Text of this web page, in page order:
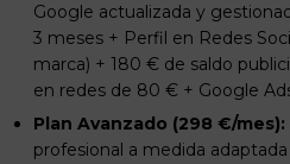
Google actualizada y
3 meses + Perfil en Redes
marca) + 180 € de saldo
en redes de 80 € + Google
Plan Avanzado (298 €/mes):
profesional a medida